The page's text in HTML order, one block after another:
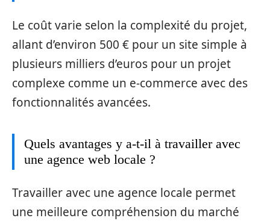
Le coût varie selon la complexité du projet,
allant d’environ 500 € pour un site simple à
plusieurs milliers d’euros pour un projet
complexe comme un e-commerce avec des
fonctionnalités avancées.
Quels avantages y a-t-il à travailler avec
une agence web locale ?
Travailler avec une agence locale permet
une meilleure compréhension du marché